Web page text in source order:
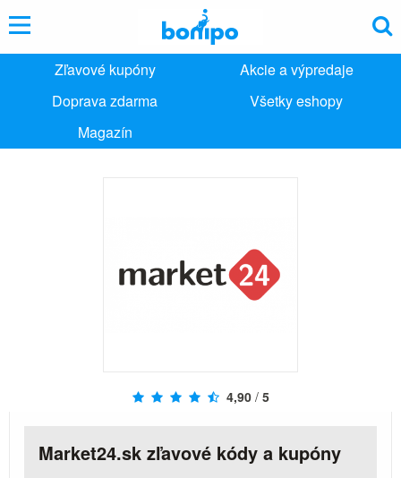
Zľavové kupóny
Akcie a výpredaje
Doprava zdarma
Všetky eshopy
Magazín
4,90/ 5
Market24.sk zľavové kódy a kupóny